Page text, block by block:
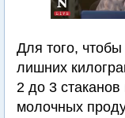
Для того,
лишних
2 до 3
молочных